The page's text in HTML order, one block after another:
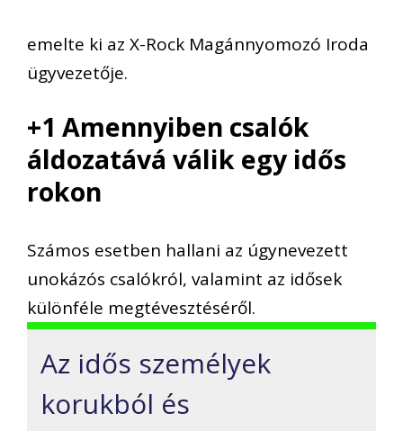
emelte ki az X-Rock Magánnyomozó Iroda
ügyvezetője.
+1 Amennyiben csalók
áldozatává válik egy idős
rokon
Számos esetben hallani az úgynevezett
unokázós csalókról, valamint az idősek
különféle megtévesztéséről.
Az idős személyek
korukból és